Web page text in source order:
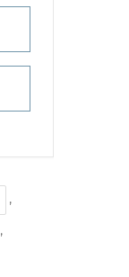
,
,